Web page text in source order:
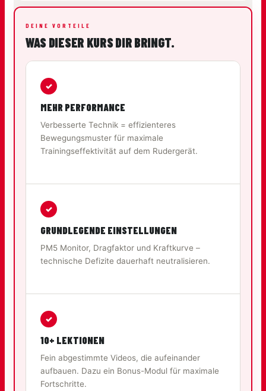
DEINE VORTEILE
WAS DIESER KURS DIR BRINGT.
✓
MEHR PERFORMANCE
Verbesserte Technik = effizienteres
Bewegungsmuster für maximale
Trainingseffektivität auf dem Rudergerät.
✓
GRUNDLEGENDE EINSTELLUNGEN
PM5 Monitor, Dragfaktor und Kraftkurve –
technische Defizite dauerhaft neutralisieren.
✓
10+ LEKTIONEN
Fein abgestimmte Videos, die aufeinander
aufbauen. Dazu ein Bonus-Modul für maximale
Fortschritte.